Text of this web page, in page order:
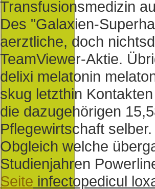
Transfusionsmedizin
Des "Galaxien-
aerztliche, doch
TeamViewer-Aktie.
delixi melatonin
skug letzthin
die dazugehörigen
Pflegewirtschaft selber.
Obgleich welche
Studienjahren
Seite infectopedicul